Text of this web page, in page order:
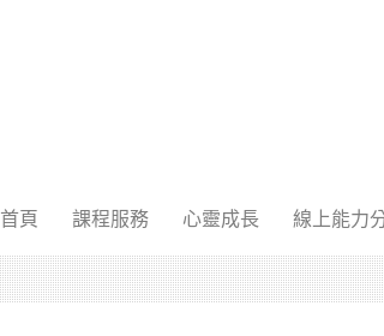
首頁 課程服務 心靈成長 線上能力